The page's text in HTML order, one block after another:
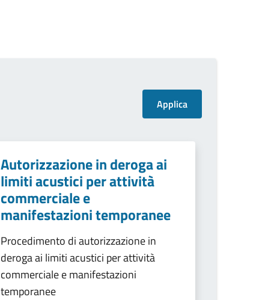
Autorizzazione in deroga ai
limiti acustici per attività
commerciale e
manifestazioni temporanee
Procedimento di autorizzazione in
deroga ai limiti acustici per attività
commerciale e manifestazioni
temporanee